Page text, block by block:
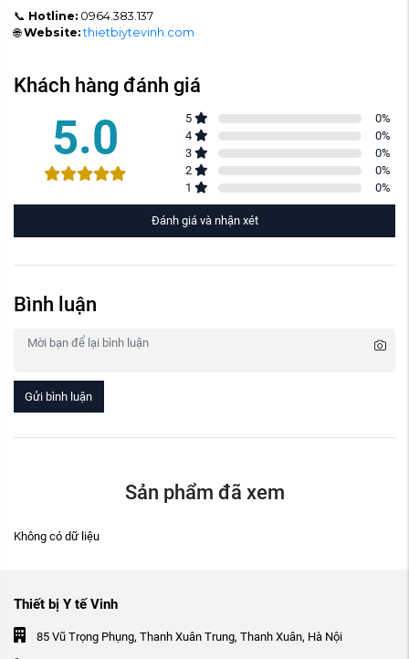
📞 Hotline: 0964.383.137
🌐Website: thietbiytevinh.com
Khách hàng đánh giá
5.0 5 0%
4
0%
3
0%
2
0%
1
0%
Đánh giá và nhận xét
Bình luận
Gửi bình luận
Sản phẩm đã xem
Không có dữ liệu
Thiết bị Y tế Vinh
85 Vũ Trọng Phụng, Thanh Xuân Trung, Thanh Xuân, Hà Nội